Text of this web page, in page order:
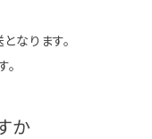
なります。
か